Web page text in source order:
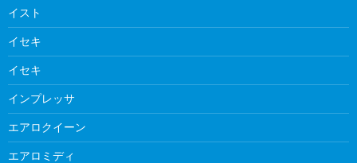
イスト
イセキ
イセキ
インプレッサ
エアロクイーン
エアロミディ